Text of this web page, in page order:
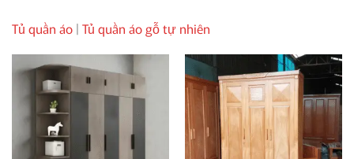
Tủ quần áo | Tủ quần áo gỗ tự nhiên